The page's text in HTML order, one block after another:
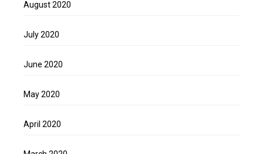
August 2020
July 2020
June 2020
May 2020
April 2020